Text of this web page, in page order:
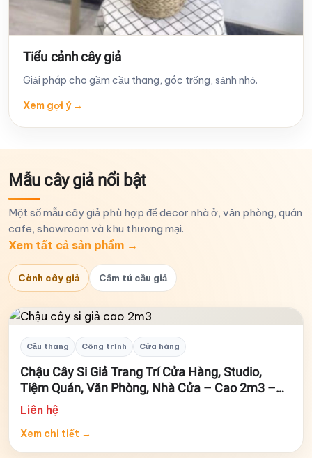
Tiểu cảnh cây giả
Giải pháp cho gầm cầu thang, góc trống, sảnh nhỏ.
Xem gợi ý →
Mẫu cây giả nổi bật
Một số mẫu cây giả phù hợp để decor nhà ở, văn phòng, quán
cafe, showroom và khu thương mại.
Xem tất cả sản phẩm →
Cành cây giả Cẩm tú cầu giả
Cầu thang Công trình Cửa hàng
Chậu Cây Si Giả Trang Trí Cửa Hàng, Studio,
Tiệm Quán, Văn Phòng, Nhà Cửa – Cao 2m3 –
Mã: PN-CG0252
Liên hệ
Xem chi tiết →